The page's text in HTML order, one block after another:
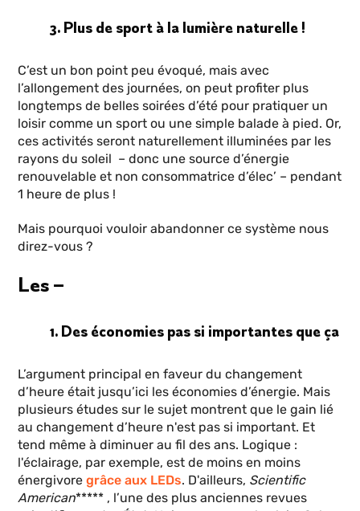
3. Plus de sport à la lumière naturelle !
C’est un bon point peu évoqué, mais avec
l’allongement des journées, on peut profiter plus
longtemps de belles soirées d’été pour pratiquer un
loisir comme un sport ou une simple balade à pied. Or,
ces activités seront naturellement illuminées par les
rayons du soleil – donc une source d’énergie
renouvelable et non consommatrice d’élec’ – pendant
1 heure de plus !
Mais pourquoi vouloir abandonner ce système nous
direz-vous ?
Les –
1. Des économies pas si importantes que ça
L’argument principal en faveur du changement
d’heure était jusqu’ici les économies d’énergie. Mais
plusieurs études sur le sujet montrent que le gain lié
au changement d’heure n'est pas si important. Et
tend même à diminuer au fil des ans. Logique :
l'éclairage, par exemple, est de moins en moins
énergivoregrâce aux LEDs. D'ailleurs, Scientific
American***** , l’une des plus anciennes revues